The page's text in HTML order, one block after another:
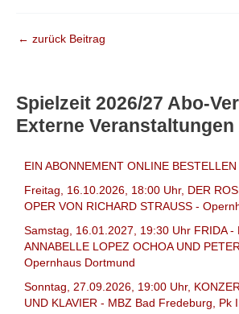
← zurück Beitrag
Spielzeit 2026/27 Abo-
Externe Veranstaltungen
EIN ABONNEMENT ONLINE BESTELLEN
Freitag, 16.10.2026, 18:00 Uhr, DER
OPER VON RICHARD STRAUSS -
Samstag, 16.01.2027, 19:30 Uhr FRIDA -
ANNABELLE LOPEZ OCHOA UND
Opernhaus Dortmund
Sonntag, 27.09.2026, 19:00 Uhr,
UND KLAVIER - MBZ Bad Fredeburg, Pk II